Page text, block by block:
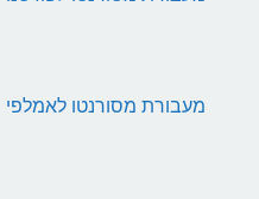
מעבורת מסורנטו לאמלפי